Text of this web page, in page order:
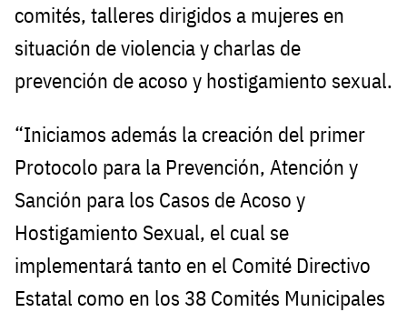
comités, talleres dirigidos a mujeres en
situación de violencia y charlas de
prevención de acoso y hostigamiento sexual.
“Iniciamos además la creación del primer
Protocolo para la Prevención, Atención y
Sanción para los Casos de Acoso y
Hostigamiento Sexual, el cual se
implementará tanto en el Comité Directivo
Estatal como en los 38 Comités Municipales